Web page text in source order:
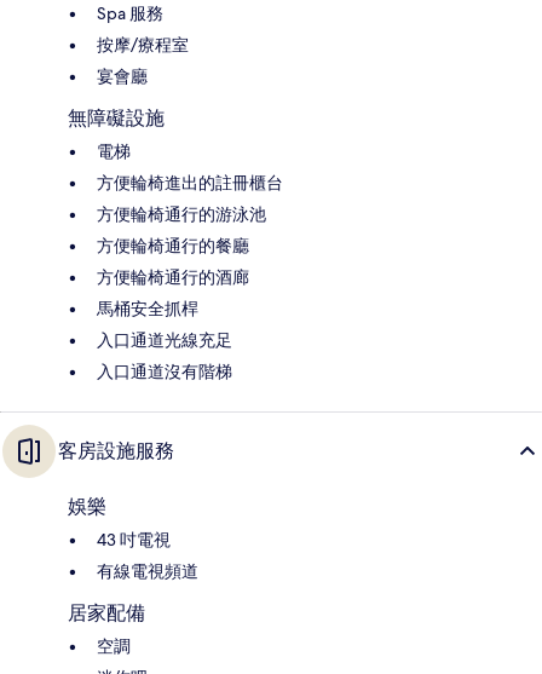
Spa 服務
按摩/療程室
宴會廳
無障礙設施
電梯
方便輪椅進出的註冊櫃台
方便輪椅通行的游泳池
方便輪椅通行的餐廳
方便輪椅通行的酒廊
馬桶安全抓桿
入口通道光線充足
入口通道沒有階梯
客房設施服務
娛樂
43 吋電視
有線電視頻道
居家配備
空調